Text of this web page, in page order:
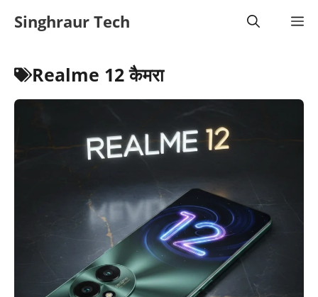
Singhraur Tech
Realme 12 कैमरा